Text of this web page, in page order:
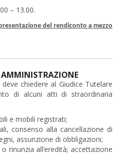
– 13.00.
del rendiconto a mezzo
chiedere al Giudice Tutelare
di alcuni atti di straordinaria
e mobili registrati;
consenso alla cancellazione di
assunzione di obbligazioni;
rinunzia all’eredità; accettazione